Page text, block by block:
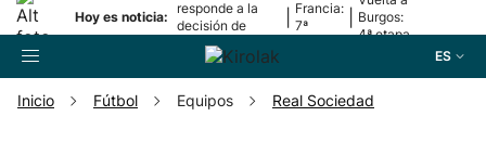
Hoy es noticia:
responde a la
decisión de
Oriamendi
Francia:
7ª
Burgos:
4ª etapa
ES
Inicio Fútbol Equipos Real Sociedad